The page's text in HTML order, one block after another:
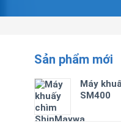
Sản phẩm mới
Máy
SM400